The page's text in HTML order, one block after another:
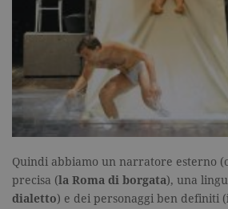
Quindi abbiamo un narratore esterno
precisa (la Roma di borgata), una
dialetto) e dei personaggi ben definiti (